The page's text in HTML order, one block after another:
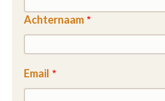
Achternaam
Email